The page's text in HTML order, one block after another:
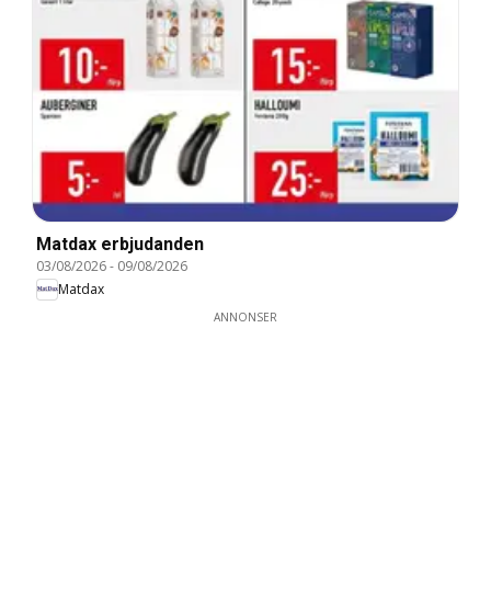
Matdax erbjudanden
03/08/2026- 09/08/2026
Matdax
ANNONSER